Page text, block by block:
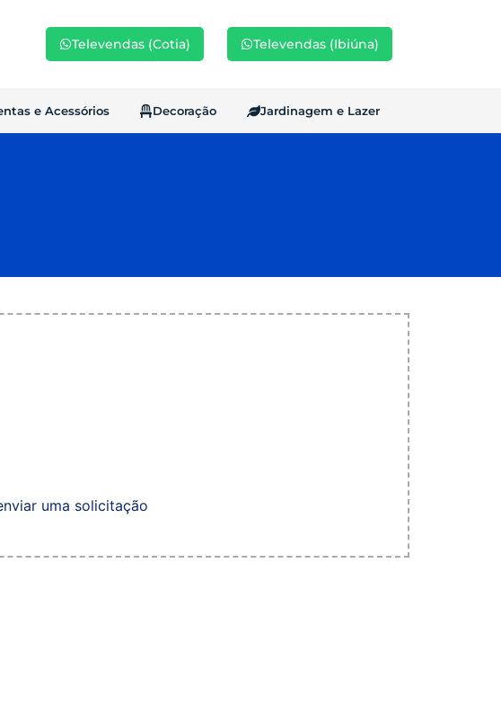
Televendas (Cotia) Televendas (Ibiúna)
e Acessórios Decoração Jardinagem e Lazer
uma solicitação